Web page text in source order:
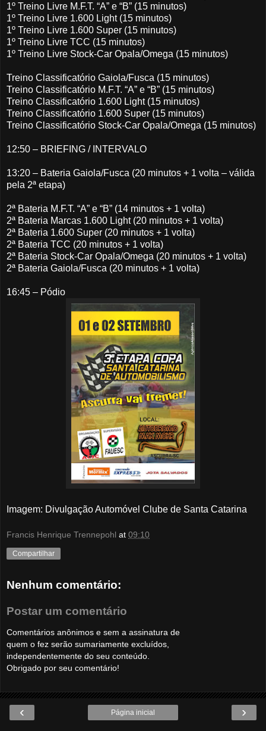
1º Treino Livre M.F.T. “A” e “B” (15 minutos)
1º Treino Livre 1.600 Light (15 minutos)
1º Treino Livre 1.600 Super (15 minutos)
1º Treino Livre TCC (15 minutos)
1º Treino Livre Stock-Car Opala/Omega (15 minutos)
Treino Classificatório Gaiola/Fusca (15 minutos)
Treino Classificatório M.F.T. “A” e “B” (15 minutos)
Treino Classificatório 1.600 Light (15 minutos)
Treino Classificatório 1.600 Super (15 minutos)
Treino Classificatório Stock-Car Opala/Omega (15 minutos)
12:50 – BRIEFING / INTERVALO
13:20 – Bateria Gaiola/Fusca (20 minutos + 1 volta – válida
pela 2ª etapa)
2ª Bateria M.F.T. “A” e “B” (14 minutos + 1 volta)
2ª Bateria Marcas 1.600 Light (20 minutos + 1 volta)
2ª Bateria 1.600 Super (20 minutos + 1 volta)
2ª Bateria TCC (20 minutos + 1 volta)
2ª Bateria Stock-Car Opala/Omega (20 minutos + 1 volta)
2ª Bateria Gaiola/Fusca (20 minutos + 1 volta)
16:45 – Pódio
Imagem: Divulgação Automóvel Clube de Santa Catarina
Francis Henrique Trennepohl at 09:10
Compartilhar
Nenhum comentário:
Postar um comentário
Comentários anônimos e sem a assinatura de
quem o fez serão sumariamente excluídos,
independentemente do seu conteúdo.
Obrigado por seu comentário!
‹ ›
Página inicial